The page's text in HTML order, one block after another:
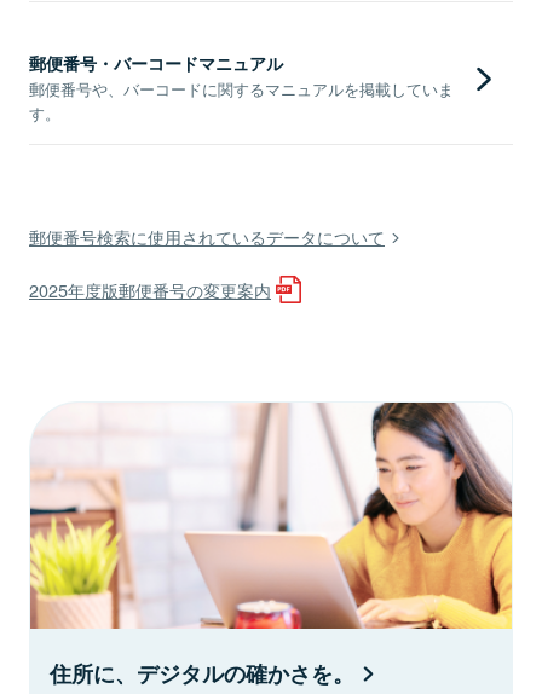
郵便番号・バーコードマニュアル
郵便番号や、バーコードに関するマニュアルを掲載していま
す。
郵便番号検索に使用されているデータについて
2025年度版郵便番号の変更案内
住所に、デジタルの確かさを。